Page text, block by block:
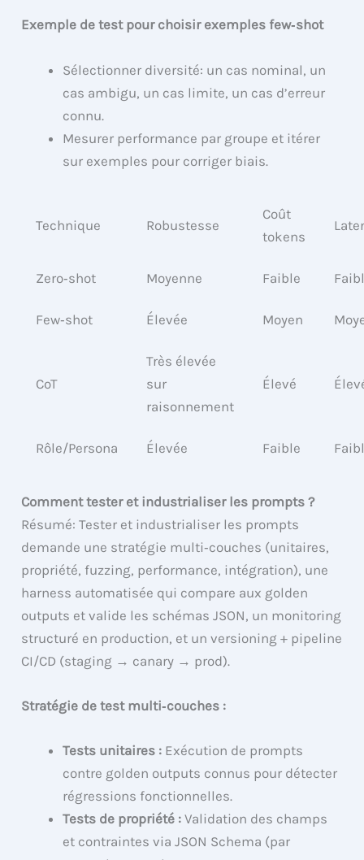
Exemple de test pour choisir exemples few‑shot
Sélectionner diversité: un cas nominal, un
cas ambigu, un cas limite, un cas d’erreur
connu.
Mesurer performance par groupe et itérer
sur exemples pour corriger biais.
Technique Robustesse
Coût
tokens
Zero‑shot Moyenne Faible
Few‑shot Élevée Moyen
CoT
Très élevée
sur
raisonnement
Élevé
Rôle/Persona Élevée Faible
Comment tester et industrialiser les prompts ?
Résumé: Tester et industrialiser les prompts
demande une stratégie multi‑couches (unitaires,
propriété, fuzzing, performance, intégration), une
harness automatisée qui compare aux golden
outputs et valide les schémas JSON, un monitoring
structuré en production, et un versioning + pipeline
CI/CD (staging → canary → prod).
Stratégie de test multi‑couches :
Tests unitaires : Exécution de prompts
contre golden outputs connus pour détecter
régressions fonctionnelles.
Tests de propriété : Validation des champs
et contraintes via JSON Schema (par